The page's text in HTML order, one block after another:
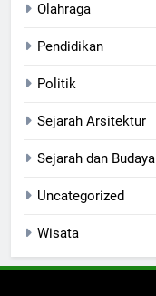
Olahraga
Pendidikan
Politik
Sejarah Arsitektur
Sejarah dan Budaya
Uncategorized
Wisata